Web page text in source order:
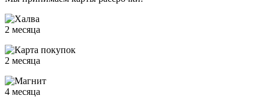
2 месяца
2 месяца
4 месяца